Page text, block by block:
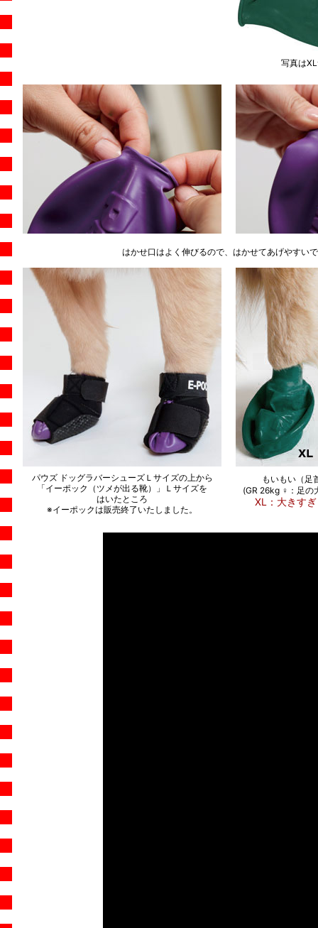
写真は
はかせ口はよく伸びるので、はかせてあげやすい
パウズ ドッグラバーシューズＬサイズの上から
「イーポック（ツメが出る靴）」Ｌサイズを
はいたところ
※イーポックは販売終了いたしました。
もいもい（足
(GR 26kg ♀：足の
XL：大きす